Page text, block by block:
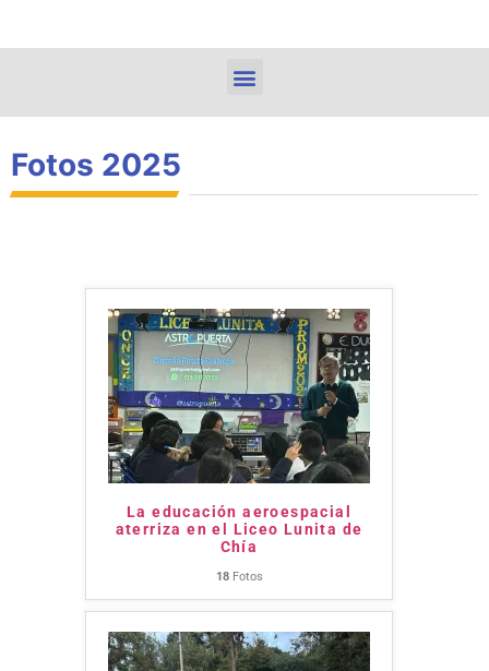
Fotos 2025
La educación aeroespacial
aterriza en el Liceo Lunita de
Chía
18Fotos